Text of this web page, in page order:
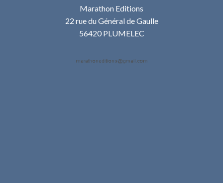
Marathon Editions
22 rue du Général de Gaulle
56420 PLUMELEC